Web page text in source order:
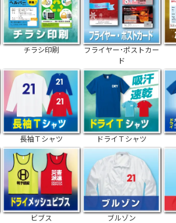
チラシ印刷
フライヤー･ポストカー
ド
長袖Ｔシャツ ドライＴシャツ
ビブス ブルゾン